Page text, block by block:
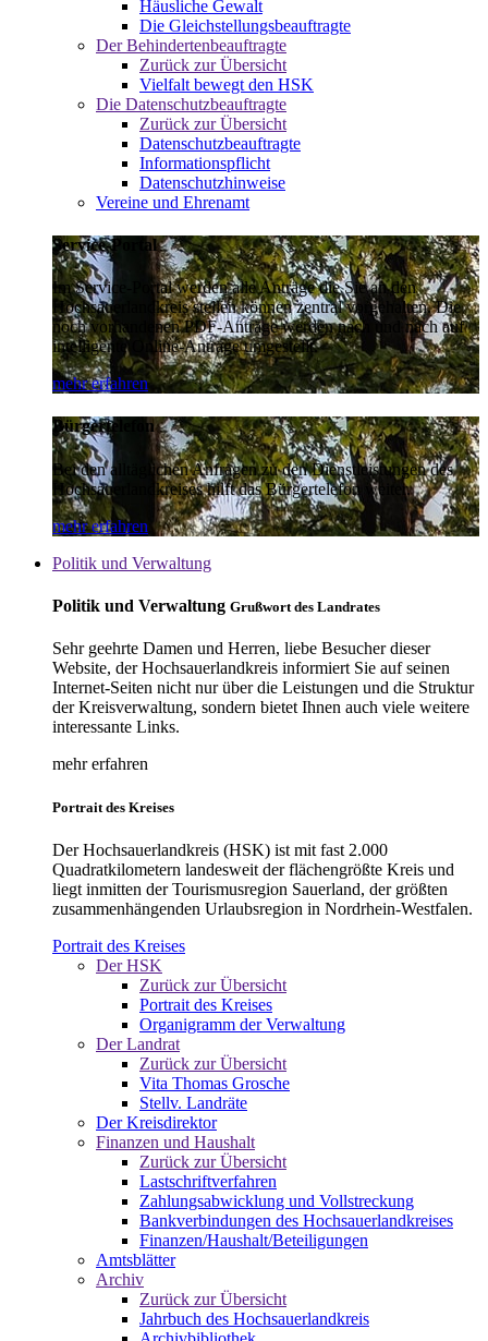
Häusliche Gewalt
Die Gleichstellungsbeauftragte
Der Behindertenbeauftragte
Zurück zur Übersicht
Vielfalt bewegt den HSK
Die Datenschutzbeauftragte
Zurück zur Übersicht
Datenschutzbeauftragte
Informationspflicht
Datenschutzhinweise
Vereine und Ehrenamt
Service-Portal
Im Service-Portal werden alle Anträge die Sie an den
Hochsauerlandkreis stellen können zentral vorgehalten. Die
noch vorhandenen PDF-Anträge werden nach und nach auf
intelligente Online-Anträge umgestellt.
mehr erfahren
Bürgertelefon
Bei den alltäglichen Anfragen zu den Dienstleistungen des
Hochsauerlandkreises hilft das Bürgertelefon weiter.
mehr erfahren
Politik und Verwaltung
Politik und Verwaltung Grußwort des Landrates
Sehr geehrte Damen und Herren, liebe Besucher dieser
Website, der Hochsauerlandkreis informiert Sie auf seinen
Internet-Seiten nicht nur über die Leistungen und die Struktur
der Kreisverwaltung, sondern bietet Ihnen auch viele weitere
interessante Links.
mehr erfahren
Portrait des Kreises
Der Hochsauerlandkreis (HSK) ist mit fast 2.000
Quadratkilometern landesweit der flächengrößte Kreis und
liegt inmitten der Tourismusregion Sauerland, der größten
zusammenhängenden Urlaubsregion in Nordrhein-Westfalen.
Portrait des Kreises
Der HSK
Zurück zur Übersicht
Portrait des Kreises
Organigramm der Verwaltung
Der Landrat
Zurück zur Übersicht
Vita Thomas Grosche
Stellv. Landräte
Der Kreisdirektor
Finanzen und Haushalt
Zurück zur Übersicht
Lastschriftverfahren
Zahlungsabwicklung und Vollstreckung
Bankverbindungen des Hochsauerlandkreises
Finanzen/Haushalt/Beteiligungen
Amtsblätter
Archiv
Zurück zur Übersicht
Jahrbuch des Hochsauerlandkreis